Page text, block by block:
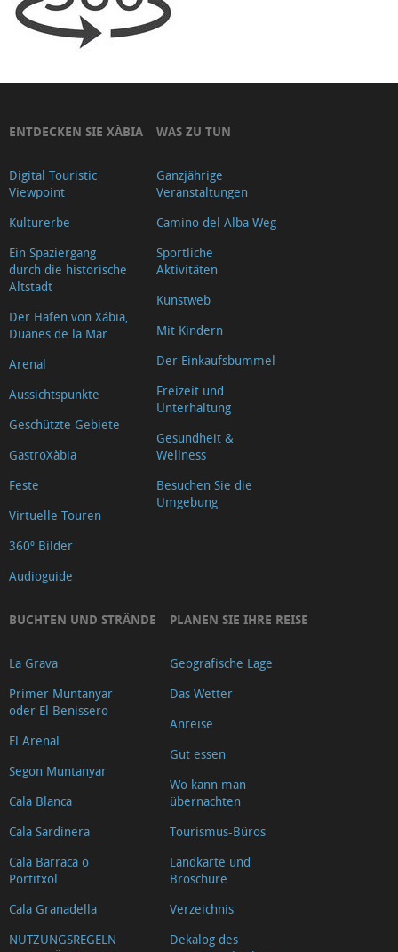
UND
BUCHTEN
Xàbia
and
Zustand
Zustand
der
Strände.
AEMET
Blaue
Fanhe
ZUGANG
INFORMATIONEN
ENTDECKEN SIE XÀBIA
Digital Touristic
Viewpoint
Kulturerbe
Ein Spaziergang
durch die historische
Altstadt
Der Hafen von Xábia,
Duanes de la Mar
Arenal
Aussichtspunkte
Geschützte Gebiete
GastroXàbia
Feste
Virtuelle Touren
360º Bilder
Audioguide
WAS ZU TUN
Ganzjährige
Veranstaltungen
Camino del Alba Weg
Sportliche
Aktivitäten
Kunstweb
Mit Kindern
Der Einkaufsbummel
Freizeit und
Unterhaltung
Gesundheit &
Wellness
Besuchen Sie die
Umgebung
BUCHTEN UND STRÄNDE
La Grava
Primer Muntanyar
oder El Benissero
El Arenal
Segon Muntanyar
Cala Blanca
Cala Sardinera
Cala Barraca o
Portitxol
Cala Granadella
NUTZUNGSREGELN
PLANEN SIE IHRE REISE
Geografische Lage
Das Wetter
Anreise
Gut essen
Wo kann man
übernachten
Tourismus-Büros
Landkarte und
Broschüre
Verzeichnis
Dekalog des